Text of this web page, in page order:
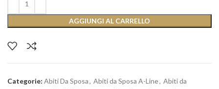
AGGIUNGI AL CARRELLO
Categorie: Abiti Da Sposa, Abiti da Sposa A-Line, Abiti da